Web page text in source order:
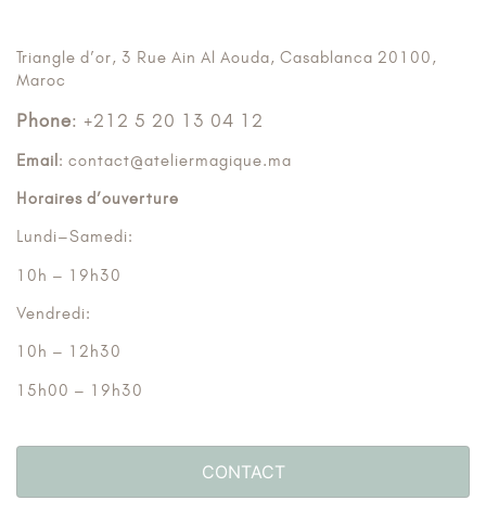
Triangle d’or, 3 Rue Ain Al Aouda, Casablanca 20100,
Maroc
Phone: +212 5 20 13 04 12
Email : contact@ateliermagique.ma
Horaires d’ouverture
Lundi–Samedi:
10h – 19h30
Vendredi:
10h – 12h30
15h00 – 19h30
CONTACT